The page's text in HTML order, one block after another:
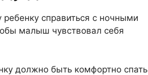
справиться с ночными
малыш чувствовал себя
должно быть комфортно спать